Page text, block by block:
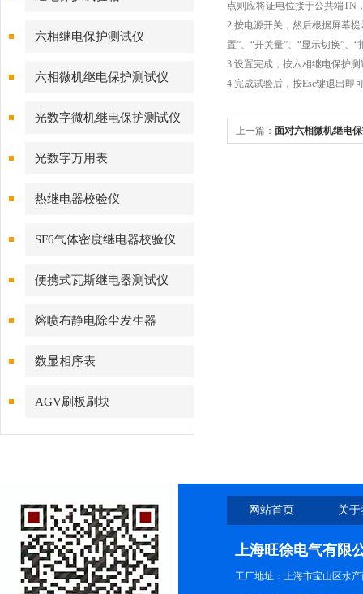
六相继电保护测试仪
六相微机继电保护测试仪
光数字微机继电保护测试仪
光数字万用表
热继电器校验仪
SF6气体密度继电器校验仪
便携式瓦斯继电器测试仪
熔喷布静电除尘发生器
数显相序表
AGV刷板刷块
点则应将证电位接于公共端TN
2.按电源开关，然后根据屏幕
置”、“开关量”、“显示切换”
3.设置完成，按六相继电保护
4.完成试验后，按Esc键退出即
上一篇： 面对六相微机继电
网站首页 关
上海旺徐电气有限
工厂地址：上海市宝山区水产